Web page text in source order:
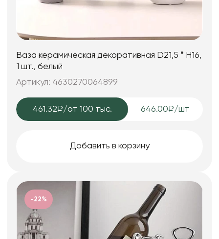
Ваза керамическая декоративная D21,5 * H16,
1 шт., белый
Артикул: 4630270064899
461.32₽/от 100 тыс. 646.00₽/шт
Добавить в корзину
-22%